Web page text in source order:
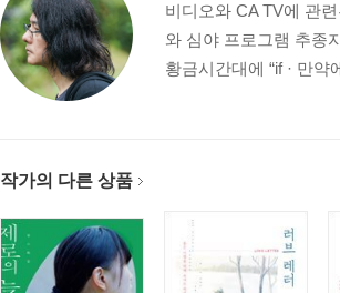
비디오와 CA TV에 관
와 심야 프로그램 추종
황금시간대에 “if · 만
작가의 다른 상품